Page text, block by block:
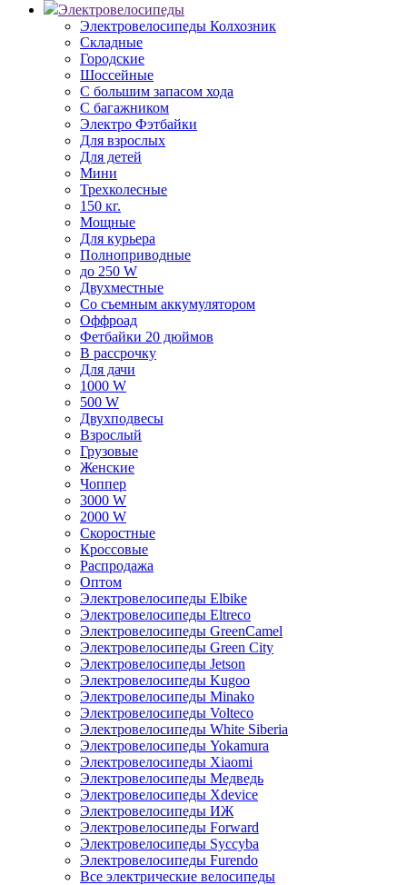
Электровелосипеды
Электровелосипеды Колхозник
Складные
Городские
Шоссейные
С большим запасом хода
С багажником
Электро Фэтбайки
Для взрослых
Для детей
Мини
Трехколесные
150 кг.
Мощные
Для курьера
Полноприводные
до 250 W
Двухместные
Со съемным аккумулятором
Оффроад
Фетбайки 20 дюймов
В рассрочку
Для дачи
1000 W
500 W
Двухподвесы
Взрослый
Грузовые
Женские
Чоппер
3000 W
2000 W
Скоростные
Кроссовые
Распродажа
Оптом
Электровелосипеды Elbike
Электровелосипеды Eltreco
Электровелосипеды GreenCamel
Электровелосипеды Green City
Электровелосипеды Jetson
Электровелосипеды Kugoo
Электровелосипеды Minako
Электровелосипеды Volteco
Электровелосипеды White Siberia
Электровелосипеды Yokamura
Электровелосипеды Xiaomi
Электровелосипеды Медведь
Электровелосипеды Xdevice
Электровелосипеды ИЖ
Электровелосипеды Forward
Электровелосипеды Syccyba
Электровелосипеды Furendo
Все электрические велосипеды